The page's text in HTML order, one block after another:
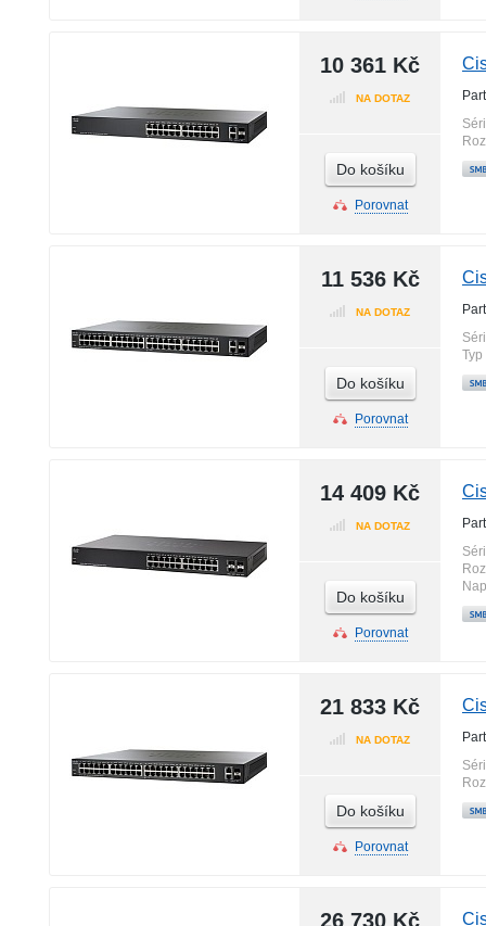
10 361 Kč
NA DOTAZ
Do košíku
Porovnat
11 536 Kč
NA DOTAZ
Do košíku
Porovnat
14 409 Kč
NA DOTAZ
Do košíku
Porovnat
21 833 Kč
NA DOTAZ
Do košíku
Porovnat
26 730 Kč